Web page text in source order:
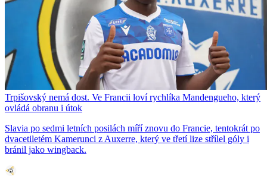
Trpišovský nemá dost. Ve Francii loví rychlíka Mandengueho, který
ovládá obranu i útok
Slavia po sedmi letních posilách míří znovu do Francie, tentokrát po
dvacetiletém Kamerunci z Auxerre, který ve třetí lize střílel góly i
bránil jako wingback.